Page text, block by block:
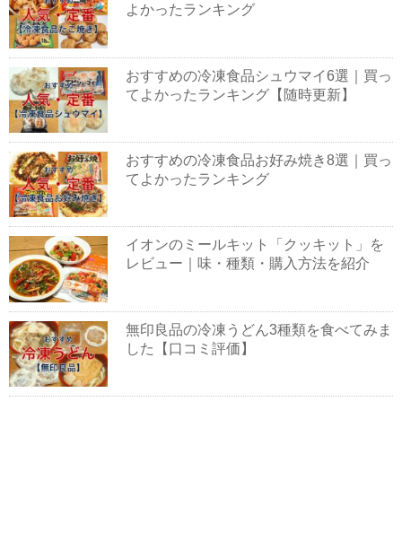
よかったランキング
おすすめの冷凍食品シュウマイ6選｜買っ
てよかったランキング【随時更新】
おすすめの冷凍食品お好み焼き8選｜買っ
てよかったランキング
イオンのミールキット「クッキット」を
レビュー｜味・種類・購入方法を紹介
無印良品の冷凍うどん3種類を食べてみま
した【口コミ評価】